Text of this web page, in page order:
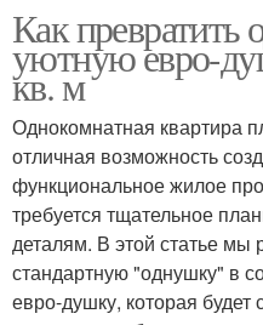
Как превратить
уютную евро-
кв. м
Однокомнатная квартира
отличная возможность
функциональное жилое
требуется тщательное
деталям. В этой статье мы
стандартную "однушку" в
евро-душку, которая будет